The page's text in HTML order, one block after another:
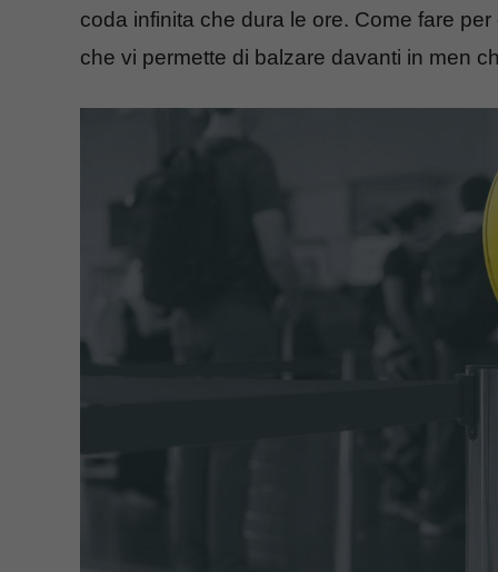
coda infinita che dura le ore. Come fare
che vi permette di balzare davanti in men